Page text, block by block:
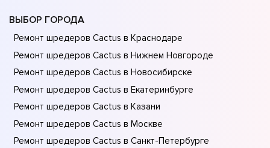
ВЫБОР ГОРОДА
Ремонт шредеров Cactus в Краснодаре
Ремонт шредеров Cactus в Нижнем Новгороде
Ремонт шредеров Cactus в Новосибирске
Ремонт шредеров Cactus в Екатеринбурге
Ремонт шредеров Cactus в Казани
Ремонт шредеров Cactus в Москве
Ремонт шредеров Cactus в Санкт-Петербурге